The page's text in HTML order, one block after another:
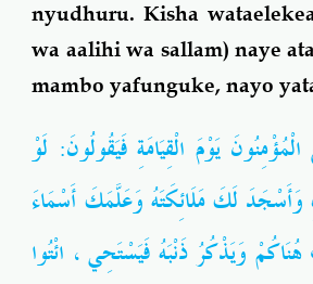
nyudhuru. Kisha
wa aalihi wa sallam) naye
mambo yafunguke, nayo
يَوْمَ الْقِيَامَةِ فَيَقُولُونَ: لَوْ
وَأَسْجَدَ لَكَ مَلَائِكَتَهُ وَعَلَّمَكَ أَسْمَاءَ
وَيَذْكُرُ ذَنْبَهُ فَيَسْتَحِي ، ائْتُوا